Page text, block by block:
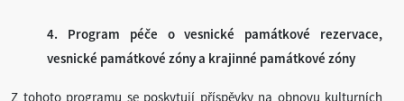
4. Program péče o vesnické památkové rezervace,
vesnické památkové zóny a krajinné památkové zóny
Z tohoto programu se poskytují příspěvky na obnovu kulturních